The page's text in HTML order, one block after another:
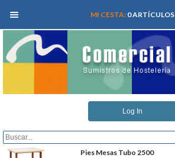
MEN� PRINCIPAL
QUIENES SOMOS
CATALOGOS
MI CESTA: 0 ARTÍCULOS
Log In
Pies Mesas Tubo 2500